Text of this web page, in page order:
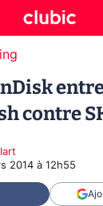
contre
2014 à 12h55